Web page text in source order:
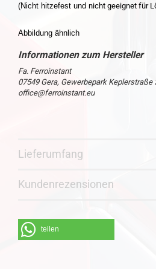
(Nicht hitzefest und nicht geeignet für
Abbildung ähnlich
Fa. Ferroinstant
07549 Gera, Gewerbepark Keplerstraße
office@ferroinstant.eu
Lieferumfang
Kundenrezensionen
teilen